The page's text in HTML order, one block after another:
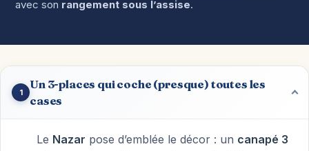
avec son rangement sous l’assise.
1
Un 3-places qui coche (presque) toutes les
cases
Le Nazar pose d’emblée le décor : un canapé 3